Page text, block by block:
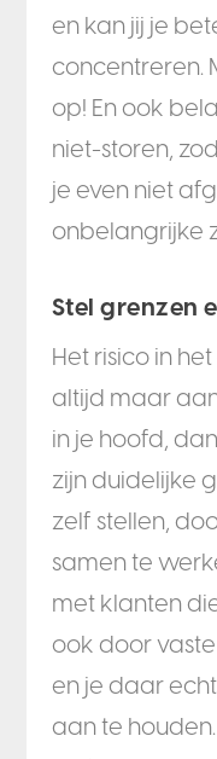
en kan jij je
concentreren.
op! En ook
niet-storen,
je even niet
onbelangrijke
Stel grenzen
Het risico in
altijd maar
in je hoofd, dan
zijn duidelijke
zelf stellen,
samen te
met klanten
ook door
en je daar echt
aan te